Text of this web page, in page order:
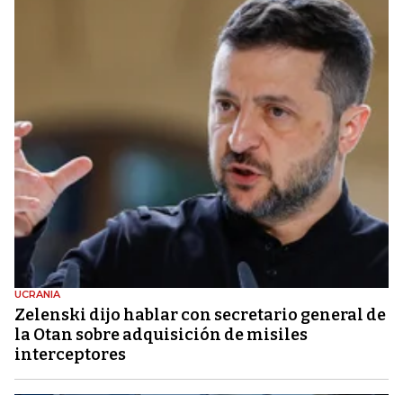
UCRANIA
Zelenski dijo hablar con secretario general de
la Otan sobre adquisición de misiles
interceptores